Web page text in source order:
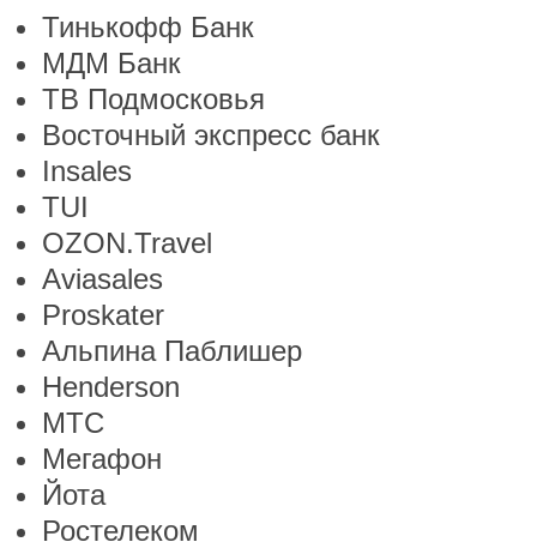
Тинькофф Банк
МДМ Банк
ТВ Подмосковья
Восточный экспресс банк
Insales
TUI
OZON.Travel
Aviasales
Proskater
Альпина Паблишер
Henderson
МТС
Мегафон
Йота
Ростелеком